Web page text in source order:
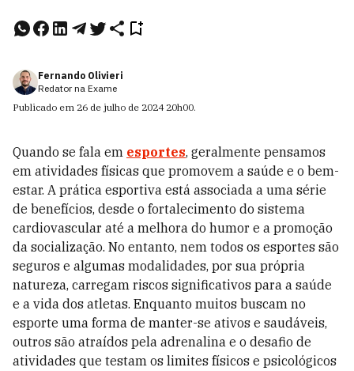
Fernando Olivieri
Redator na Exame
Publicado em 26 de julho de 2024 20h00.
Quando se fala em esportes, geralmente pensamos
em atividades físicas que promovem a saúde e o bem-
estar. A prática esportiva está associada a uma série
de benefícios, desde o fortalecimento do sistema
cardiovascular até a melhora do humor e a promoção
da socialização. No entanto, nem todos os esportes são
seguros e algumas modalidades, por sua própria
natureza, carregam riscos significativos para a saúde
e a vida dos atletas. Enquanto muitos buscam no
esporte uma forma de manter-se ativos e saudáveis,
outros são atraídos pela adrenalina e o desafio de
atividades que testam os limites físicos e psicológicos